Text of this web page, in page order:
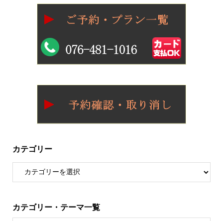
カテゴリー
カテゴリー・テーマ一覧